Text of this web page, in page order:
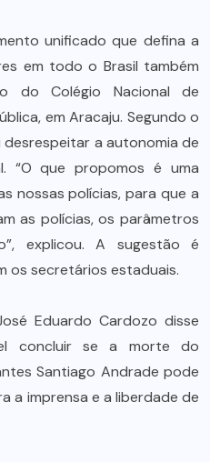
unificado que defina a
em todo o Brasil também
do Colégio Nacional de
em Aracaju. Segundo o
a autonomia de
“O que propomos é uma
nossas polícias, para que a
as polícias, os parâmetros
explicou. A sugestão é
os secretários estaduais.
Eduardo Cardozo disse
concluir se a morte do
Santiago Andrade pode
a imprensa e a liberdade de